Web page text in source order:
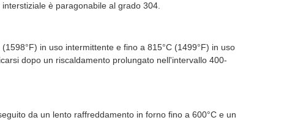
è paragonabile al grado 304.
in uso intermittente e fino a 815°C (1499°F) in uso
dopo un riscaldamento prolungato nell'intervallo 400-
da un lento raffreddamento in forno fino a 600°C e un